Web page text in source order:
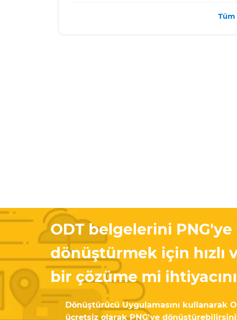
Tüm
ODT belgelerini PNG'ye
dönüştürmek için hızlı
bir çözüme mi
Dönüştürücü Uygulamasını kullanarak
ücretsiz olarak PNG'ye